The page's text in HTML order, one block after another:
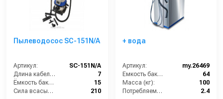
Пылеводосос SC-151N/А
Артикул:
SC-151N/А
Длина кабеля (м):
7
Ёмкость бака (л):
15
Сила всасывания (мбар):
210
+ вода
Артикул:
my.26469
Емкость бака для мусора (л):
64
Масса (кг):
100
Потребляемая мощность (кВт):
2.4